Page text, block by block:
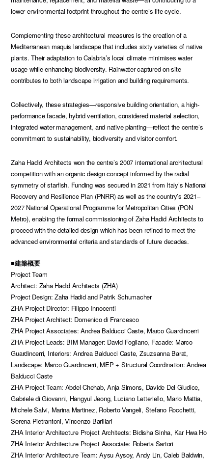
lower environmental footprint throughout the centre’s life cycle.
Complementing these architectural measures is the creation of a
Mediterranean maquis landscape that includes sixty varieties of native
plants. Their adaptation to Calabria’s local climate minimises water
usage while enhancing biodiversity. Rainwater captured on-site
contributes to both landscape irrigation and building requirements.
Collectively, these strategies—responsive building orientation, a high-
performance facade, hybrid ventilation, considered material selection,
integrated water management, and native planting—reflect the centre’s
commitment to sustainability, biodiversity and visitor comfort.
Zaha Hadid Architects won the centre’s 2007 international architectural
competition with an organic design concept informed by the radial
symmetry of starfish. Funding was secured in 2021 from Italy’s National
Recovery and Resilience Plan (PNRR) as well as the country’s 2021–
2027 National Operational Programme for Metropolitan Cities (PON
Metro), enabling the formal commissioning of Zaha Hadid Architects to
proceed with the detailed design which has been refined to meet the
advanced environmental criteria and standards of future decades.
■建築概要
Project Team
Architect: Zaha Hadid Architects (ZHA)
Project Design: Zaha Hadid and Patrik Schumacher
ZHA Project Director: Filippo Innocenti
ZHA Project Architect: Domenico di Francesco
ZHA Project Associates: Andrea Balducci Caste, Marco Guardincerri
ZHA Project Leads: BIM Manager: David Fogliano, Facade: Marco
Guardincerri, Interiors: Andrea Balducci Caste, Zsuzsanna Barat,
Landscape: Marco Guardincerri, MEP + Structural Coordination: Andrea
Balducci Caste
ZHA Project Team: Abdel Chehab, Anja Simons, Davide Del Giudice,
Gabriele di Giovanni, Hangyul Jeong, Luciano Letteriello, Mario Mattia,
Michele Salvi, Marina Martinez, Roberto Vangeli, Stefano Rocchetti,
Serena Pietrantoni, Vincenzo Barillari
ZHA Interior Architecture Project Architects: Bidisha Sinha, Kar Hwa Ho
ZHA Interior Architecture Project Associate: Roberta Sartori
ZHA Interior Architecture Team: Aysu Aysoy, Andy Lin, Caleb Baldwin,